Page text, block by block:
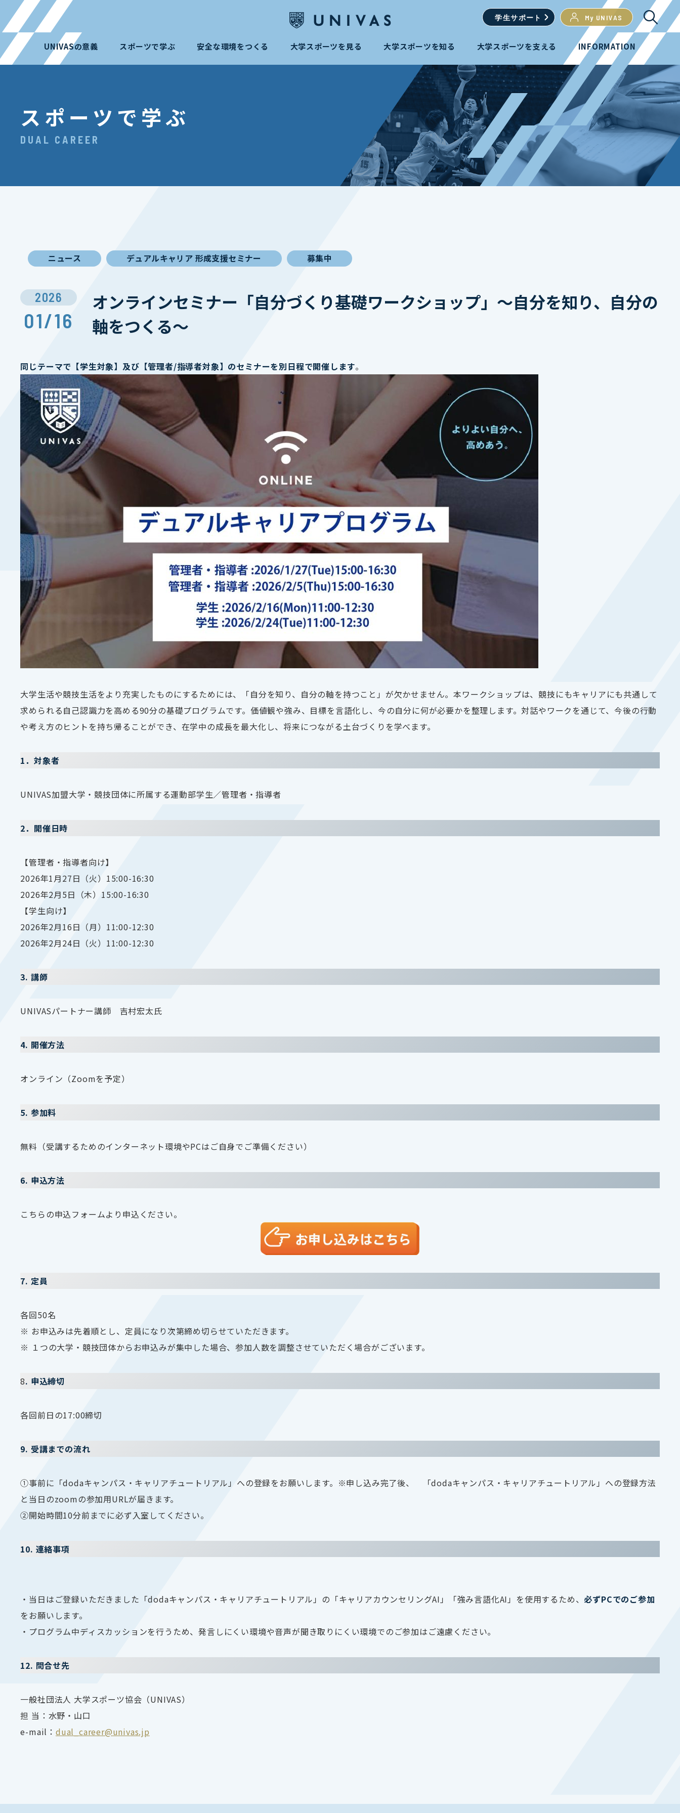
学生サポート My UNIVAS
UNIVASの意義 スポーツで学ぶ 安全な環境をつくる 大学スポーツを見る 大学スポーツを知る 大学スポーツを支える INFORMATION
スポーツで学ぶ
DUAL CAREER
ニュース デュアルキャリア 形成支援セミナー 募集中
2026
01/16
オンラインセミナー「自分づくり基礎ワークショップ」〜自分を知り、自分の
軸をつくる〜
同じテーマで【学生対象】及び【管理者/指導者対象】のセミナーを別日程で開催します。
大学生活や競技生活をより充実したものにするためには、「自分を知り、自分の軸を持つこと」が欠かせません。本ワークショップは、競技にもキャリアにも共通して
求められる自己認識力を高める90分の基礎プログラムです。価値観や強み、目標を言語化し、今の自分に何が必要かを整理します。対話やワークを通じて、今後の行動
や考え方のヒントを持ち帰ることができ、在学中の成長を最大化し、将来につながる土台づくりを学べます。
1．対象者
UNIVAS加盟大学・競技団体に所属する運動部学生／管理者・指導者
2．開催日時
【管理者・指導者向け】
2026年1月27日（火）15:00-16:30
2026年2月5日（木）15:00-16:30
【学生向け】
2026年2月16日（月）11:00-12:30
2026年2月24日（火）11:00-12:30
3. 講師
UNIVASパートナー講師 吉村宏太氏
4. 開催方法
オンライン（Zoomを予定）
5. 参加料
無料（受講するためのインターネット環境やPCはご自身でご準備ください）
6. 申込方法
こちらの申込フォームより申込ください。
7. 定員
各回50名
※ お申込みは先着順とし、定員になり次第締め切らせていただきます。
※ １つの大学・競技団体からお申込みが集中した場合、参加人数を調整させていただく場合がございます。
8. 申込締切
各回前日の17:00締切
9. 受講までの流れ
①事前に「dodaキャンパス・キャリアチュートリアル」への登録をお願いします。※申し込み完了後、 「dodaキャンパス・キャリアチュートリアル」への登録方法
と当日のzoomの参加用URLが届きます。
②開始時間10分前までに必ず入室してください。
10. 連絡事項
・当日はご登録いただきました「dodaキャンパス・キャリアチュートリアル」の「キャリアカウンセリングAI」「強み言語化AI」を使用するため、必ずPCでのご参加
をお願いします。
・プログラム中ディスカッションを行うため、発言しにくい環境や音声が聞き取りにくい環境でのご参加はご遠慮ください。
12. 問合せ先
一般社団法人 大学スポーツ協会（UNIVAS）
担 当：水野・山口
e-mail： dual_career@univas.jp